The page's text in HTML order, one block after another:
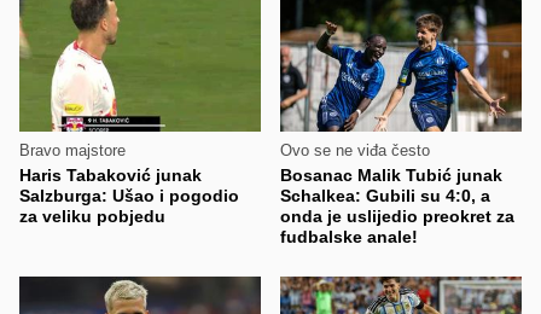
Bravo majstore
Haris Tabaković junak
Salzburga: Ušao i pogodio
za veliku pobjedu
Ovo se ne viđa često
Bosanac Malik Tubić junak
Schalkea: Gubili su 4:0, a
onda je uslijedio preokret za
fudbalske anale!